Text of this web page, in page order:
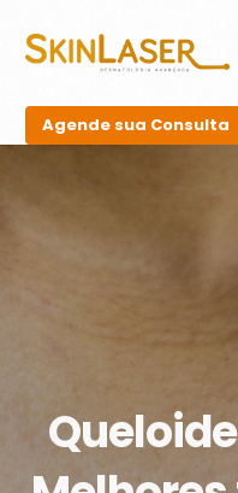
Agende sua Consulta